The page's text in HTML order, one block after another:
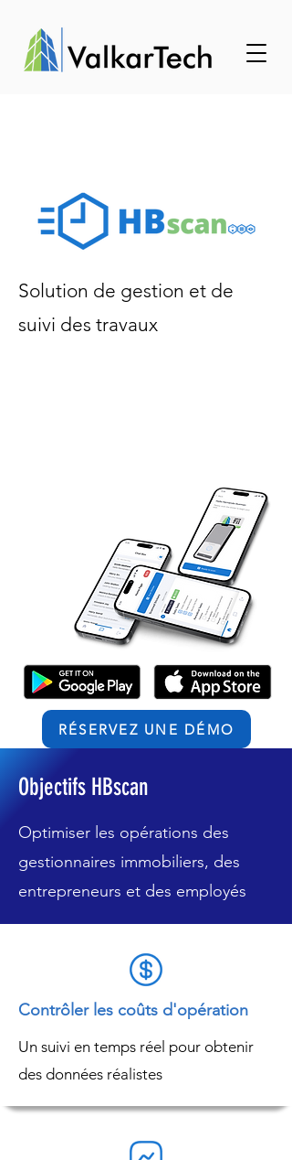
Solution de gestion et de
suivi des travaux
RÉSERVEZ UNE DÉMO
Objectifs HBscan
Optimiser les opérations des
gestionnaires immobiliers, des
entrepreneurs et des employés
Contrôler les coûts d'opération
Un suivi en temps réel pour obtenir
des données réalistes